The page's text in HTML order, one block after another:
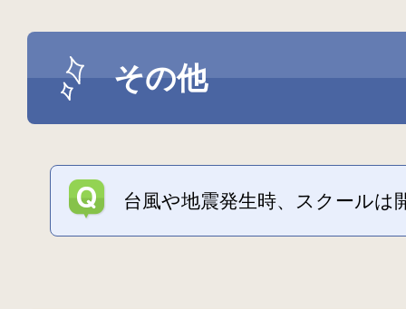
その他
台風や地震発生時、スクールは